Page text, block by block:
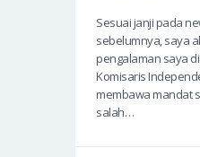
Sesuai janji pada
sebelumnya, saya
pengalaman saya
Komisaris
membawa mandat
salah…